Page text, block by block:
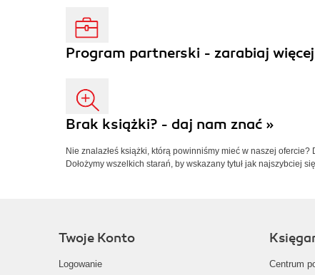
Program partnerski - zarabiaj
Brak książki? - daj nam znać »
Nie znalazłeś książki, którą powinniśmy mieć w naszej ofercie?
Dołożymy wszelkich starań, by wskazany tytuł jak najszybciej
Twoje Konto
Logowanie
Centrum